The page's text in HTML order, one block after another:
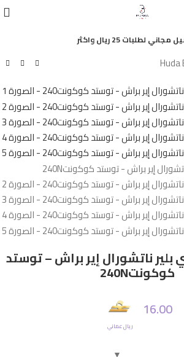
لطلبات 25 ريال واكثر
ناتشورال إير براش – توستد
كوكونت240N
16.00
ريال عماني